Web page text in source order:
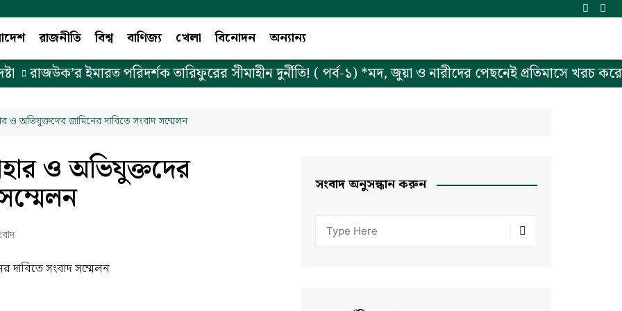
রাজনীতি বিশ্ব বাণিজ্য খেলা বিনোদন অন্যান্য
রাজউক’র ইমারত পরিদর্শক তারিফুরের সীমাহীন দুর্নীতি! ( পর্ব-১) *মদ, জুয়া ও নারীদের পেছনেই প্রতিমাসে খরচ করে
ও অভিযুক্তদের জামিনের দাবিতে সংবাদ সম্মেলন
ও অভিযুক্তদের সংবাদ অনুসন্ধান করুন